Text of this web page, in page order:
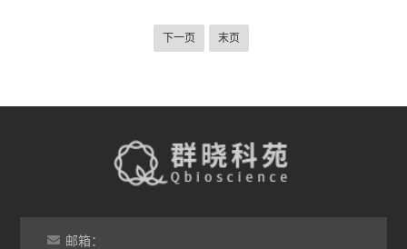
下一页 末页
邮箱：